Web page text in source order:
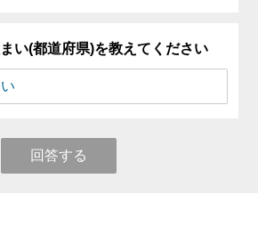
い(都道府県)を教えてください
回答する